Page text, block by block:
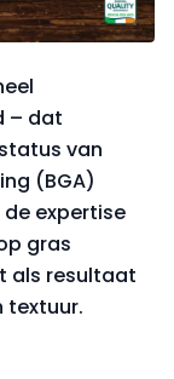
– dat
van
(BGA)
expertise
gras
als resultaat
textuur.